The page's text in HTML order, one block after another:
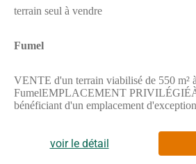
terrain seul à vendre
Fumel
VENTE d'un terrain viabilisé de 550 m² à
FumelEMPLACEMENT
bénéficiant d'un emplacement
espace vert et bénéficie d'une exposition
quartier recherché, ce terrain est proche
commerces. On trouve des
voir le détail